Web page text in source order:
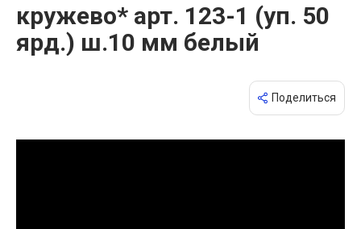
кружево* арт. 123-1 (уп. 50
ярд.) ш.10 мм белый
Поделиться